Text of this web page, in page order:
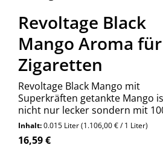
Revoltage Black
Mango Aroma für
Zigaretten
Revoltage Black Mango mit
Superkräften getankte Mango
nicht nur lecker sondern mit
Lumen so intensiv im Geschmack
das dein Gaumen eine wahre
Freude erlebt.
Inhalt:0.015 Liter(1.106,00 € / 1 Liter)
Regulärer Preis:
16,59 €